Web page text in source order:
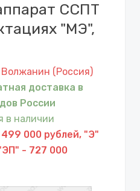
ССПТ
"МЭ",
Волжанин (Россия)
доставка в
России
в наличии
000 рублей, "Э"
- 727 000